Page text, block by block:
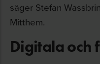
säger Stefan
Mitthem.
Digitala och